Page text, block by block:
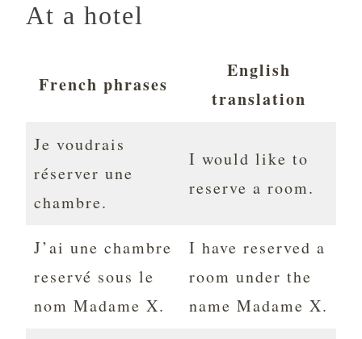
At a hotel
French phrases
English
translation
Je voudrais
réserver une
chambre.
I would like to
reserve a room.
J’ai une chambre
reservé sous le
nom Madame X.
I have reserved a
room under the
name Madame X.